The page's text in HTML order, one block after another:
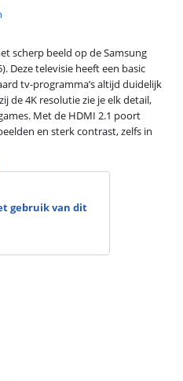
scherp beeld op de Samsung
Deze televisie heeft een basic
tv-programma’s altijd duidelijk
de 4K resolutie zie je elk detail,
Met de HDMI 2.1 poort
en sterk contrast, zelfs in
gebruik van dit